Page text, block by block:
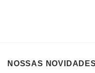
NOSSAS NOVIDADES